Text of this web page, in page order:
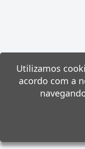
Utilizamos
acordo com a